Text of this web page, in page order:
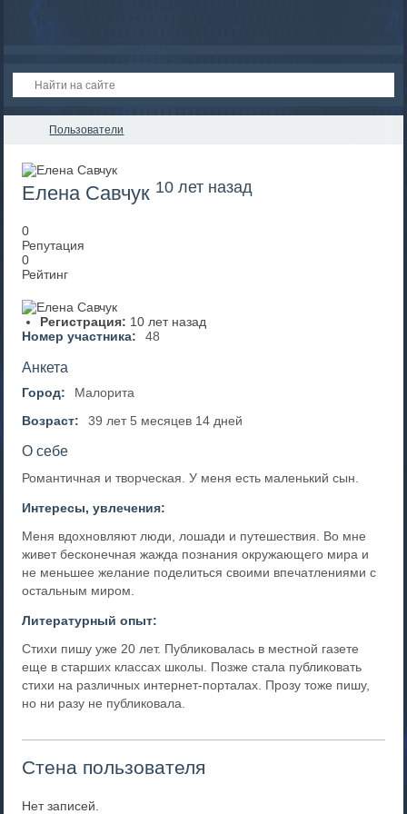
Пользователи
Елена Савчук 10 лет назад
0
Репутация
0
Рейтинг
Регистрация: 10 лет назад
Номер участника:
48
Анкета
Город:
Малорита
Возраст:
39 лет 5 месяцев 14 дней
О себе
Романтичная и творческая. У меня есть маленький сын.
Интересы, увлечения:
Меня вдохновляют люди, лошади и путешествия. Во мне
живет бесконечная жажда познания окружающего мира и
не меньшее желание поделиться своими впечатлениями с
остальным миром.
Литературный опыт:
Стихи пишу уже 20 лет. Публиковалась в местной газете
еще в старших классах школы. Позже стала публиковать
стихи на различных интернет-порталах. Прозу тоже пишу,
но ни разу не публиковала.
Стена пользователя
Нет записей.